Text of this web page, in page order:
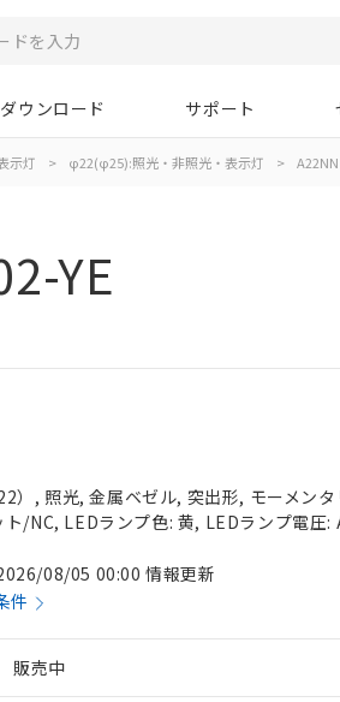
ダウンロード サポート
示灯 > φ22(φ25):照光・非照光・表示灯 > A22NN
YE
）, 照光, 金属ベゼル, 突出形, モーメン
ト/NC, LEDランプ色: 黄, LEDランプ電
08/05 00:00 情報更新
件
販売中